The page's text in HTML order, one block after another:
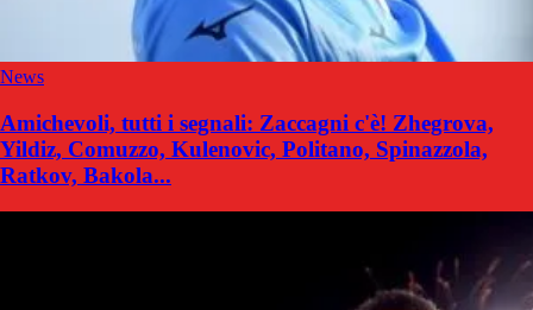
News
Amichevoli, tutti i segnali: Zaccagni c'è! Zhegrova,
Yildiz, Comuzzo, Kulenovic, Politano, Spinazzola,
Ratkov, Bakola...